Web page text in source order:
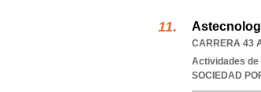
CARRERA 43
Actividades
SOCIEDAD